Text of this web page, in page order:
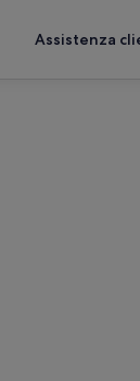
Assistenza